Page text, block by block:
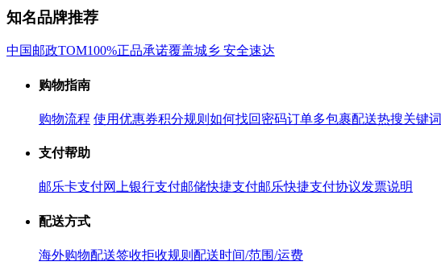
知名品牌推荐
中国邮政TOM100%正品承诺覆盖城乡 安全速达
购物指南
购物流程 使用优惠券积分规则 如何找回密码订单多包裹配送热搜关键词
支付帮助
邮乐卡支付网上银行支付邮储快捷支付邮乐快捷支付协议发票说明
配送方式
海外购物配送签收拒收规则 配送时间/范围/运费